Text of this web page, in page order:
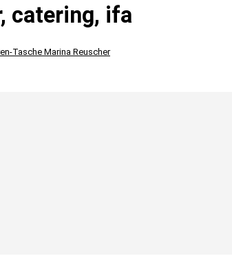
catering, ifa
TascheMarina Reuscher